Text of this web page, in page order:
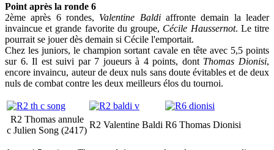
Point après la ronde 6
2ème après 6 rondes, Valentine Baldiaffronte demain la leader
invaincue et grande favorite du groupe, Cécile Haussernot. Le titre
pourrait se jouer dès demain si Cécile l'emportait.
Chez les juniors, le champion sortant cavale en tête avec 5,5 points
sur 6. Il est suivi par 7 joueurs à 4 points, dont Thomas Dionisi,
encore invaincu, auteur de deux nuls sans doute évitables et de deux
nuls de combat contre les deux meilleurs élos du tournoi.
R2 Thomas annule
c Julien Song (2417)
R2 Valentine Baldi R6 Thomas Dionisi